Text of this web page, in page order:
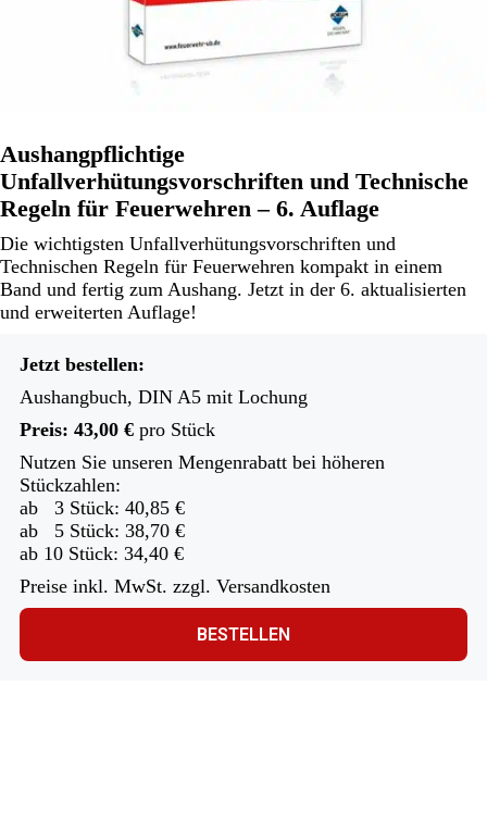
Aushangpflichtige
Unfallverhütungsvorschriften und Technische
Regeln für Feuerwehren – 6. Auflage
Die wichtigsten Unfallverhütungsvorschriften und
Technischen Regeln für Feuerwehren kompakt in einem
Band und fertig zum Aushang. Jetzt in der 6. aktualisierten
und erweiterten Auflage!
Jetzt bestellen:
Aushangbuch, DIN A5 mit Lochung
Preis: 43,00 € pro Stück
Nutzen Sie unseren Mengenrabatt bei höheren
Stückzahlen:
ab 3 Stück: 40,85 €
ab 5 Stück: 38,70 €
ab 10 Stück: 34,40 €
Preise inkl. MwSt. zzgl. Versandkosten
BESTELLEN